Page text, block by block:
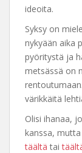
ideoita.
Syksy on
nykyään aika
pyöritystä ja
metsässä on
värikkäitä
Olisi ihanaa,
kanssa,
täältä tai